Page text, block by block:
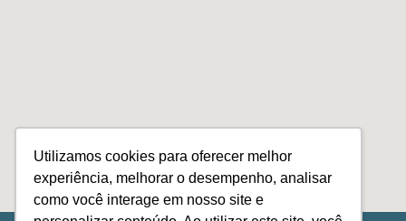
Utilizamos cookies para oferecer melhor
experiência, melhorar o desempenho, analisar
como você interage em nosso site e